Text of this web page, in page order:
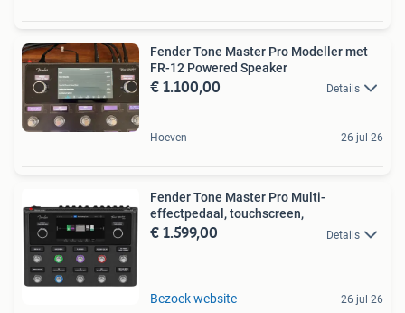
Fender Tone Master Pro Modeller met
FR-12 Powered Speaker
€ 1.100,00 Details
Hoeven 26 jul 26
Fender Tone Master Pro Multi-
effectpedaal, touchscreen,
€ 1.599,00 Details
Bezoek website 26 jul 26